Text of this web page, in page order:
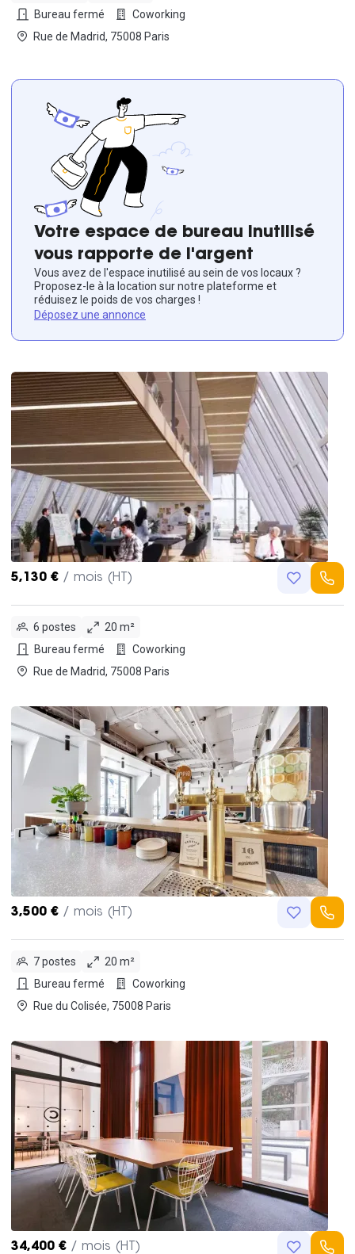
Bureau fermé
Coworking
Rue de Madrid, 75008 Paris
Votre espace de bureau inutilisé
vous rapporte de l'argent
Vous avez de l'espace inutilisé au sein de vos locaux ?
Proposez-le à la location sur notre plateforme et
réduisez le poids de vos charges !
Déposez une annonce
5,130 € / mois (HT)
6 postes
20 m²
Bureau fermé
Coworking
Rue de Madrid, 75008 Paris
3,500 € / mois (HT)
7 postes
20 m²
Bureau fermé
Coworking
Rue du Colisée, 75008 Paris
34,400 € / mois (HT)